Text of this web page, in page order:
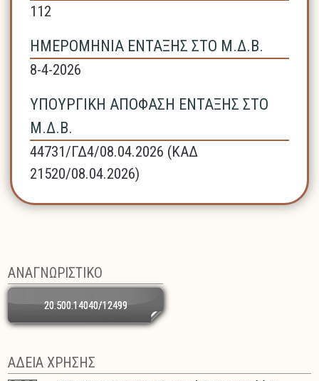
112
ΗΜΕΡΟΜΗΝΙΑ ΕΝΤΑΞΗΣ ΣΤΟ Μ.Δ.Β.
8-4-2026
ΥΠΟΥΡΓΙΚΗ ΑΠΟΦΑΣΗ ΕΝΤΑΞΗΣ ΣΤΟ
Μ.Δ.Β.
44731/ΓΔ4/08.04.2026 (ΚΑΔ
21520/08.04.2026)
ΑΝΑΓΝΩΡΙΣΤΙΚΟ
20.500.14040/12499
ΑΔΕΙΑ ΧΡΗΣΗΣ